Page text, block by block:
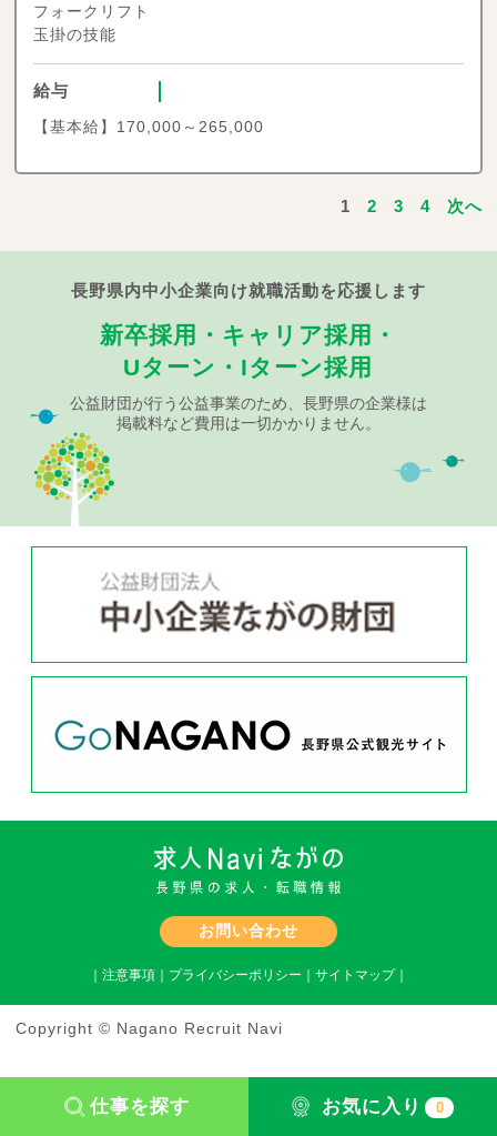
フォークリフト
玉掛の技能
給与
【基本給】170,000～265,000
1 2 3 4 次へ
長野県内中小企業向け就職活動を応援します
新卒採用・キャリア採用・
Uターン・Iターン採用
公益財団が行う公益事業のため、長野県の企業様は
掲載料など費用は一切かかりません。
お問い合わせ
注意事項｜ プライバシーポリシー サイトマップ｜
Copyright © Nagano Recruit Navi
仕事を探す お気に入り 0